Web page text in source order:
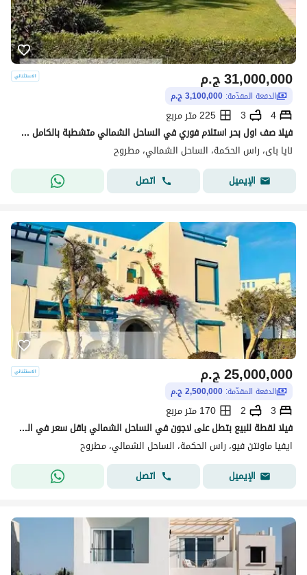
ج.م31,000,000
الدفعة المقدّمة: 3,100,000 ج.م
4
3
225 متر مربع
فيلا صف اول بحر استلام فوري في الساحل الشمالي متشطبة بالكامل جاهزة للمعاينة
نايا باى، راس الحكمة، الساحل الشمالي، مطروح
الإيميل
اتصل
ج.م25,000,000
الدفعة المقدّمة: 2,500,000 ج.م
3
2
170 متر مربع
فيلا لقطة للبيع بتطل على لاجون في الساحل الشمالي باقل سعر في الماركت
ايفيا ماونتن فيو، راس الحكمة، الساحل الشمالي، مطروح
الإيميل
اتصل